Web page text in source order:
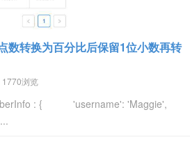
数转换为百分比后保留1位小数再转
1770浏览
: { 'username': 'Maggie',